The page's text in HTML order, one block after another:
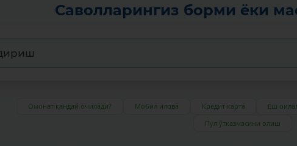
Саволларингиз борми ёки
Омонат қандай очилади? Мобил илова Кредит карта Ёш
Пул ўтказмасини олиш